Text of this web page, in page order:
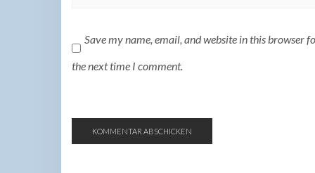
Save my name, email, and website in this browser
the next time I comment.